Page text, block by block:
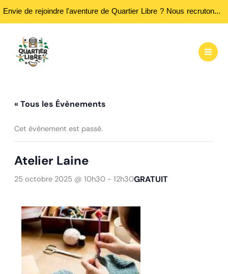
Envie de rejoindre l'aventure de Quartier Libre ? Nous recrutons des bénévoles ! Passez nous rencontrer aux heures d'ouvertures...
contenu
« Tous les Évènements
Cet évènement est passé.
Atelier Laine
25 octobre 2025 @ 10h30- 12h30GRATUIT